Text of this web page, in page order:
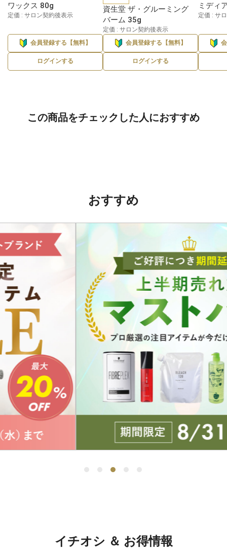
ワックス 80g
定価 : サロン契約後表示
会員登録する【無料】
ログインする
資生堂 ザ・グルーミング
バーム 35g
定価 : サロン契約後表示
会員登録する【無料】
ログインする
ミディ
定価 : サ
この商品をチェックした人におすすめ
おすすめ
イチオシ ＆ お得情報